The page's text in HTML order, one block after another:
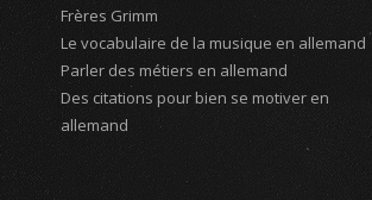
Frères Grimm
Le vocabulaire de la musique en allemand
Parler des métiers en allemand
Des citations pour bien se motiver en
allemand